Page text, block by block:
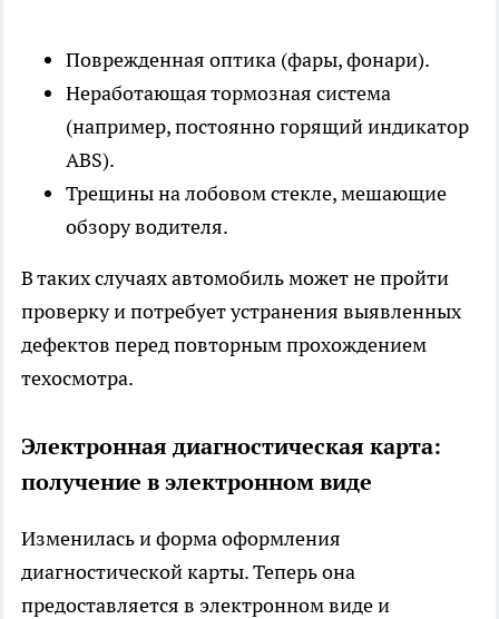
Поврежденная оптика (фары, фонари).
Неработающая тормозная система
(например, постоянно горящий индикатор
ABS).
Трещины на лобовом стекле, мешающие
обзору водителя.
В таких случаях автомобиль может не пройти
проверку и потребует устранения выявленных
дефектов перед повторным прохождением
техосмотра.
Электронная диагностическая карта:
получение в электронном виде
Изменилась и форма оформления
диагностической карты. Теперь она
предоставляется в электронном виде и